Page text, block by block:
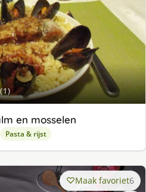
en mosselen
Pasta & rijst
Maak favoriet6